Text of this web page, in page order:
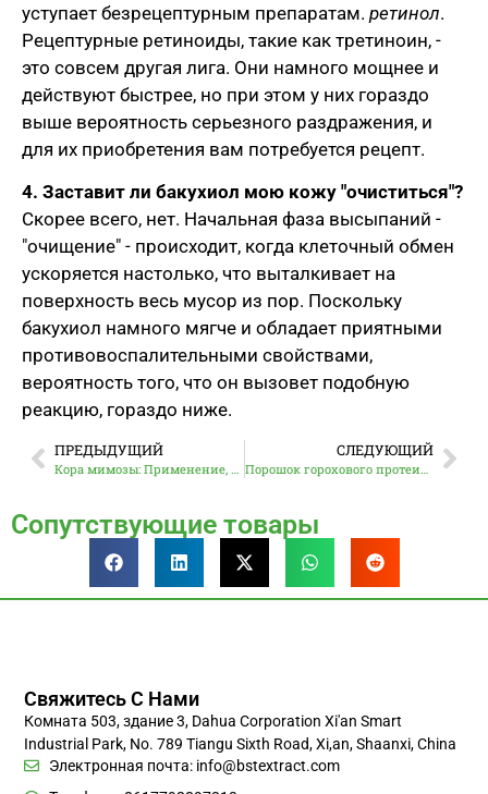
уступает безрецептурным препаратам. ретинол.
Рецептурные ретиноиды, такие как третиноин, -
это совсем другая лига. Они намного мощнее и
действуют быстрее, но при этом у них гораздо
выше вероятность серьезного раздражения, и
для их приобретения вам потребуется рецепт.
4. Заставит ли бакухиол мою кожу "очиститься"?
Скорее всего, нет. Начальная фаза высыпаний -
"очищение" - происходит, когда клеточный обмен
ускоряется настолько, что выталкивает на
поверхность весь мусор из пор. Поскольку
бакухиол намного мягче и обладает приятными
противовоспалительными свойствами,
вероятность того, что он вызовет подобную
реакцию, гораздо ниже.
ПРЕДЫДУЩИЙ СЛЕДУЮЩИЙ
Сопутствующие товары
Свяжитесь С Нами
Комната 503, здание 3, Dahua Corporation Xi'an Smart
Industrial Park, No. 789 Tiangu Sixth Road, Xi,an, Shaanxi, China
Электронная почта: info@bstextract.com